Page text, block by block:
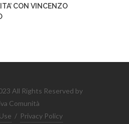
CON VINCENZO
All Rights Reserved by
Comunità
/ Privacy Policy